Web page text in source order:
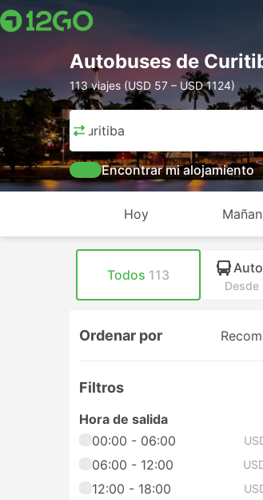
Autobuses de
113 viajes (USD 57 – USD 1124)
Curitiba
Encontrar mi alojamiento
Hoy
Todos 113
Desde
Ordenar por
Filtros
Hora de salida
00:00 - 06:00
06:00 - 12:00
12:00 - 18:00